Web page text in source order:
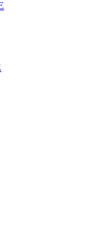
ficar sem médico de
alerta associação
com enfarte
Lp(a), revela estudo
do pulmão são
investimento